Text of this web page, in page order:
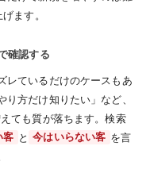
ます。
確認する
レているだけのケースもあ
方だけ知りたい」など、
ても質が落ちます。検索
客 と 今はいらない客 を言